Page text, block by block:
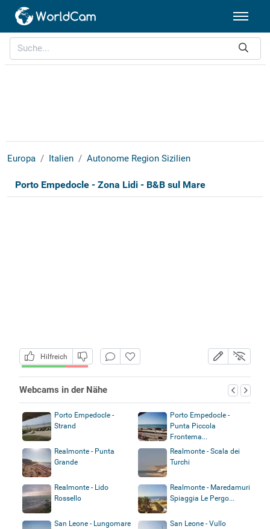
Europa Italien Autonome Region Sizilien
Porto Empedocle - Zona Lidi - B&B sul Mare
Hilfreich
Webcams in der Nähe
Porto Empedocle -
Strand
Porto Empedocle -
Punta Piccola
Frontema...
Realmonte - Punta
Grande
Realmonte - Scala dei
Turchi
Realmonte - Lido
Rossello
Realmonte - Maredamuri
Spiaggia Le Pergo...
San Leone - Lungomare
San Leone - Vullo